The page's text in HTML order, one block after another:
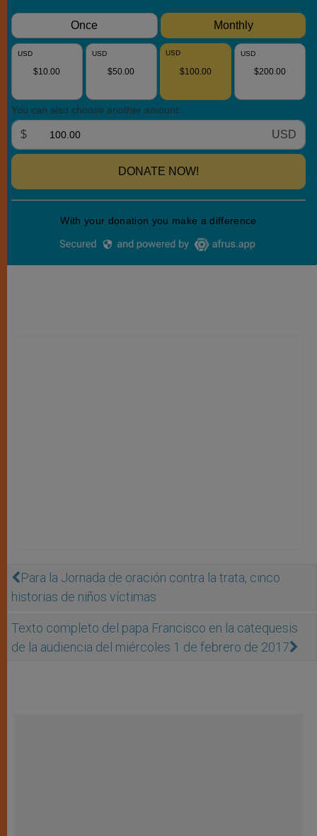
Para la Jornada de oración contra la trata, cinco
historias de niños víctimas
Texto completo del papa Francisco en la catequesis
de la audiencia del miércoles 1 de febrero de 2017